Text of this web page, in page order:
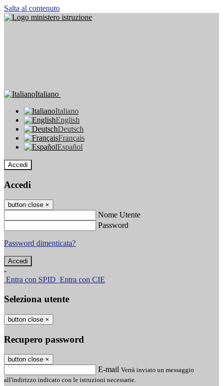
Salta al contenuto
Italiano
Italiano
English
Deutsch
Français
Español
Accedi
Accedi
button close ×
Nome Utente
Password
Password dimenticata?
-
Entra con SPID Entra con CIE
Seleziona utente
button close ×
Recupero password
button close ×
E-mail Verrà inviato un messaggio
all'indirizzo indicato con le istruzioni necessarie.